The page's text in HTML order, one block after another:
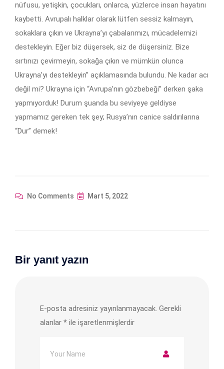
nüfusu, yetişkin, çocukları, onlarca, yüzlerce insan hayatını
kaybetti. Avrupalı halklar olarak lütfen sessiz kalmayın,
sokaklara çıkın ve Ukrayna’yı çabalarımızı, mücadelemizi
destekleyin. Eğer biz düşersek, siz de düşersiniz. Bize
sırtınızı çevirmeyin, sokağa çıkın ve mümkün olunca
Ukrayna’yı destekleyin” açıklamasında bulundu. Ne kadar acı
değil mi? Ukrayna için “Avrupa’nın gözbebeği” derken şaka
yapmıyorduk! Durum şuanda bu seviyeye geldiyse
yapmamız gereken tek şey; Rusya’nın canice saldırılarına
“Dur” demek!
No Comments Mart 5, 2022
Bir yanıt yazın
E-posta adresiniz yayınlanmayacak. Gerekli
alanlar * ile işaretlenmişlerdir